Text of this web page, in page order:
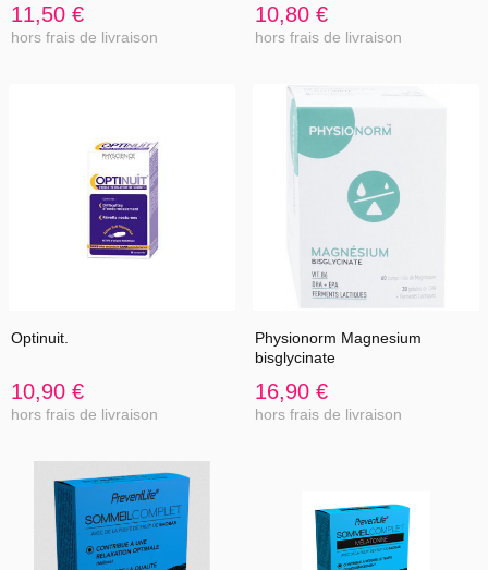
11,50 €
hors frais de livraison
10,80 €
hors frais de livraison
Optinuit.
10,90 €
hors frais de livraison
Physionorm Magnesium
bisglycinate
16,90 €
hors frais de livraison